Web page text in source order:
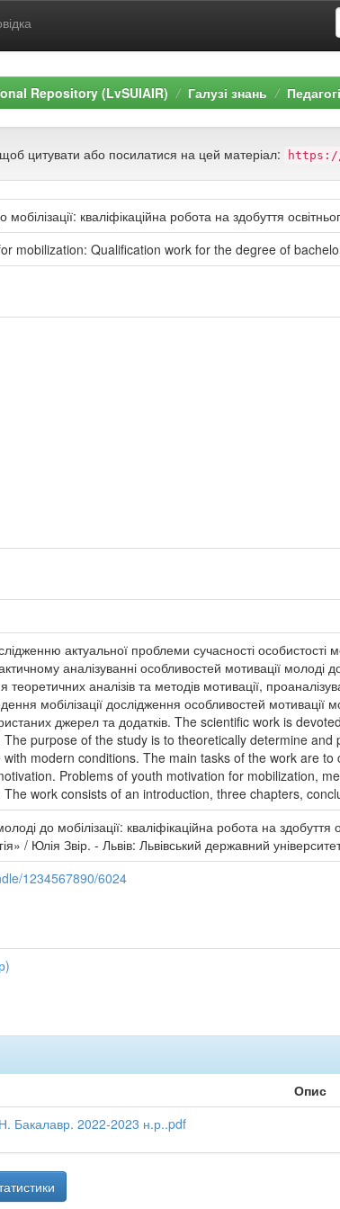
Repository (LvSUIAIR) Галузі знань
цитувати або посилатися на цей матеріал: https://
мобілізації: кваліфікаційна робота на здобуття
mobilization: Qualification work for the degree of
актуальної проблеми сучасності особистості
аналізуванні особливостей мотивації молоді
аналізів та методів мотивації,
мобілізації дослідження особливостей мотивації
джерел та додатків. The scientific work is
purpose of the study is to theoretically determine
modern conditions. The main tasks of the work are
Problems of youth motivation for mobilization,
work consists of an introduction, three chapters,
до мобілізації: кваліфікаційна робота на
/ Юлія Звір. - Львів: Львівський державний
1234567890/6024
Опис
Бакалавр. 2022-2023 н.р..pdf